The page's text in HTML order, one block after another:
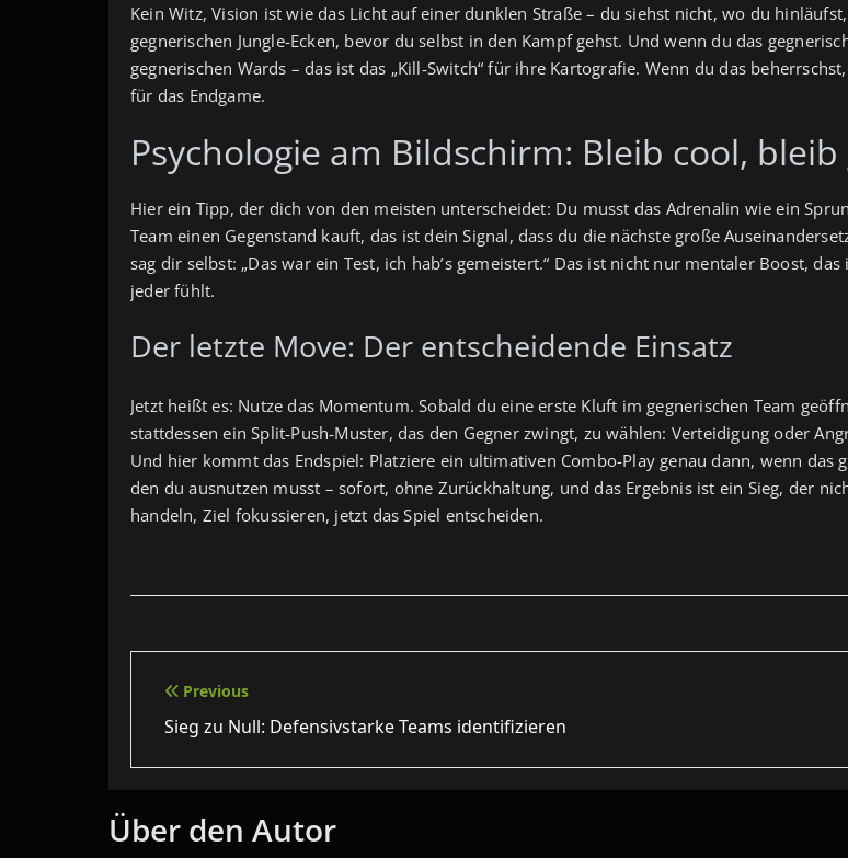
Kein Witz, Vision ist wie das Licht auf einer dunklen Straße – du siehst nicht, wo du
gegnerischen Jungle-Ecken, bevor du selbst in den Kampf gehst. Und wenn du das
gegnerischen Wards – das ist das „Kill‑Switch“ für ihre Kartografie. Wenn du das
für das Endgame.
Psychologie am Bildschirm: Bleib cool,
Hier ein Tipp, der dich von den meisten unterscheidet: Du musst das Adrenalin wie ein
Team einen Gegenstand kauft, das ist dein Signal, dass du die nächste große
sag dir selbst: „Das war ein Test, ich hab’s gemeistert.“ Das ist nicht nur mentaler Boost,
jeder fühlt.
Der letzte Move: Der entscheidende Einsatz
Jetzt heißt es: Nutze das Momentum. Sobald du eine erste Kluft im gegnerischen Team
stattdessen ein Split‑Push‑Muster, das den Gegner zwingt, zu wählen: Verteidigung oder
Und hier kommt das Endspiel: Platziere ein ultimativen Combo-Play genau dann, wenn das
den du ausnutzen musst – sofort, ohne Zurückhaltung, und das Ergebnis ist ein Sieg, der
handeln, Ziel fokussieren, jetzt das Spiel entscheiden.
Beitragsnavigation
Previous
Sieg zu Null: Defensivstarke Teams identifizieren
Über den Autor